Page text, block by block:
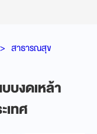
สาธารณสุข
บงดเหล้า
เทศ